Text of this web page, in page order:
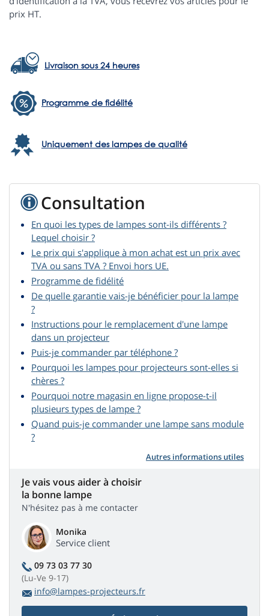
prix HT.
Livraison sous 24 heures
Programme de fidélité
Uniquement des lampes de qualité
Consultation
En quoi les types de lampes sont-ils différents ?
Lequel choisir ?
Le prix qui s'applique à mon achat est un prix avec
TVA ou sans TVA ? Envoi hors UE.
Programme de fidélité
De quelle garantie vais-je bénéficier pour la lampe
?
Instructions pour le remplacement d'une lampe
dans un projecteur
Puis-je commander par téléphone ?
Pourquoi les lampes pour projecteurs sont-elles si
chères ?
Pourquoi notre magasin en ligne propose-t-il
plusieurs types de lampe ?
Quand puis-je commander une lampe sans module
?
Autres informations utiles
Je vais vous aider à choisir
la bonne lampe
N'hésitez pas à me contacter
Monika
Service client
09 73 03 77 30
(Lu-Ve 9-17)
info@lampes-projecteurs.fr